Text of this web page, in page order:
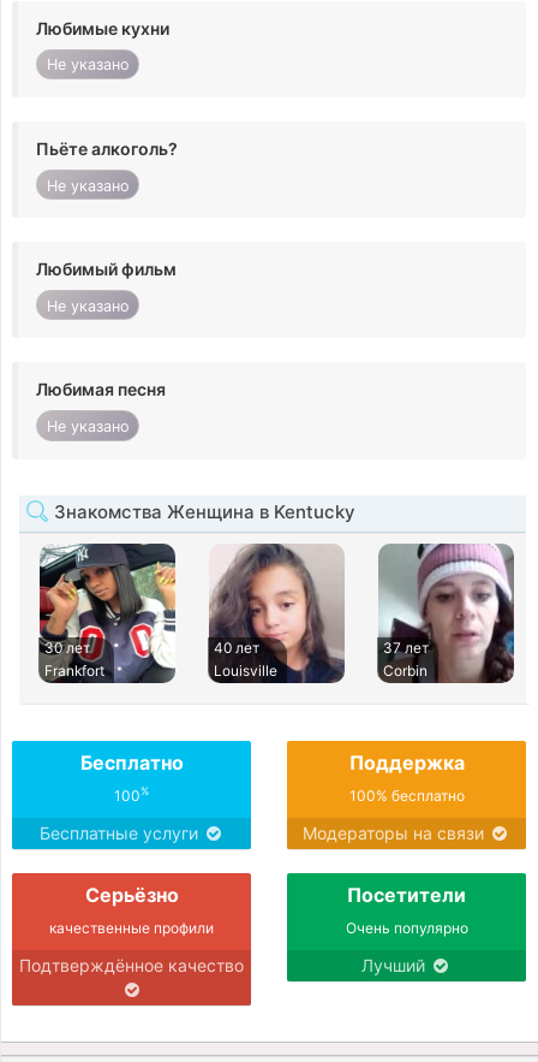
Любимые кухни
Не указано
Пьёте алкоголь?
Не указано
Любимый фильм
Не указано
Любимая песня
Не указано
Знакомства Женщина в Kentucky
30 лет
Frankfort
40 лет
Louisville
37 лет
Corbin
Бесплатно
100%
Бесплатные услуги
Поддержка
100% бесплатно
Модераторы на связи
Серьёзно
качественные профили
Подтверждённое качество
Посетители
Очень популярно
Лучший